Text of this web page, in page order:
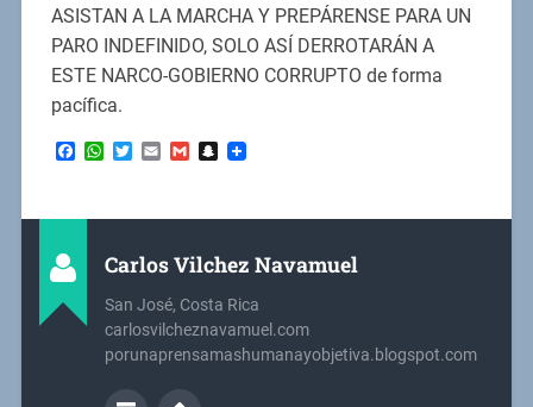
ASISTAN A LA MARCHA Y PREPÁRENSE PARA UN
PARO INDEFINIDO, SOLO ASÍ DERROTARÁN A
ESTE NARCO-GOBIERNO CORRUPTO de forma
pacífica.
Facebook
WhatsApp
Twitter
EmailGmailSnapchat
Carlos Vilchez Navamuel
San José, Costa Rica
carlosvilcheznavamuel.com
porunaprensamashumanayobjetiva.blogspot.com